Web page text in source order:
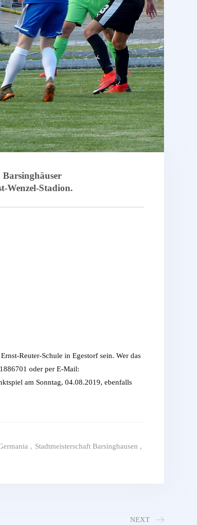
Barsinghäuser
Wenzel-Stadion.
Reuter-Schule in Egestorf sein. Wer das
oder per E-Mail:
am Sonntag, 04.08.2019, ebenfalls
, Stadtmeisterschaft Barsinghausen ,
NEXT